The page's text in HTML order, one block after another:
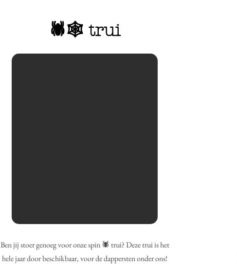
🕷️🕸️ trui
Ben jij stoer genoeg voor onze spin 🕷️ trui? Deze trui is het
hele jaar door beschikbaar, voor de dappersten onder ons!